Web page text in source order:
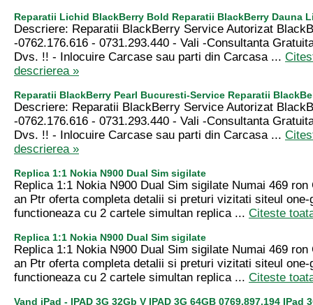
Reparatii Lichid BlackBerry Bold Reparatii BlackBerry Dauna
Descriere: Reparatii BlackBerry Service Autorizat
-0762.176.616 - 0731.293.440 - Vali -Consultanta
Dvs. !! - Inlocuire Carcase sau parti din Carcasa ...
descrierea »
Reparatii BlackBerry Pearl Bucuresti-Service Reparatii
Descriere: Reparatii BlackBerry Service Autorizat
-0762.176.616 - 0731.293.440 - Vali -Consultanta
Dvs. !! - Inlocuire Carcase sau parti din Carcasa ...
descrierea »
Replica 1:1 Nokia N900 Dual Sim sigilate
Replica 1:1 Nokia N900 Dual Sim sigilate Numai 469 ron
an Ptr oferta completa detalii si preturi vizitati siteul one-
functioneaza cu 2 cartele simultan replica ... Citeste
Replica 1:1 Nokia N900 Dual Sim sigilate
Replica 1:1 Nokia N900 Dual Sim sigilate Numai 469 ron
an Ptr oferta completa detalii si preturi vizitati siteul one-
functioneaza cu 2 cartele simultan replica ... Citeste
Vand iPad - IPAD 3G 32Gb V IPAD 3G 64GB 0769.897.194 IPad